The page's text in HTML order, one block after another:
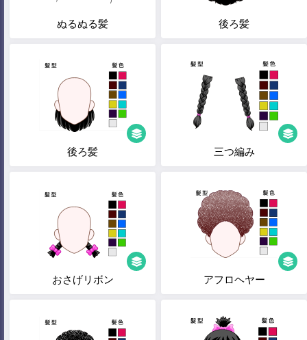
ぬるぬる髪 後ろ髪
後ろ髪 三つ編み
おさげリボン アフロヘヤー